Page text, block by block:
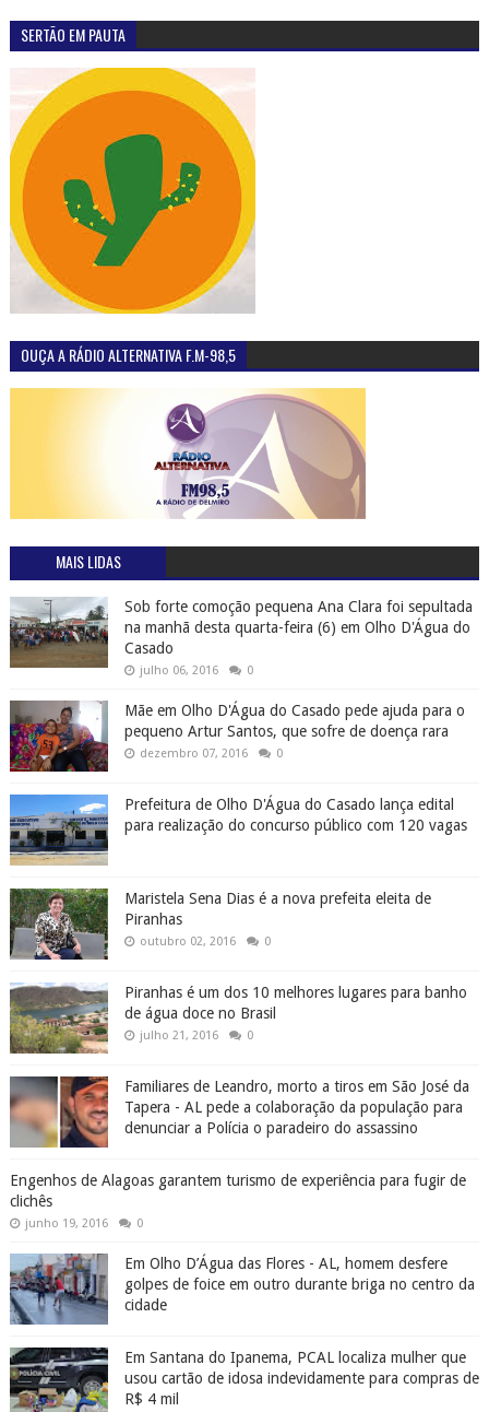
SERTÃO EM PAUTA
OUÇA A RÁDIO ALTERNATIVA F.M-98,5
MAIS LIDAS
Sob forte comoção pequena Ana Clara foi sepultada
na manhã desta quarta-feira (6) em Olho D'Água do
Casado
julho 06, 2016 0
Mãe em Olho D'Água do Casado pede ajuda para o
pequeno Artur Santos, que sofre de doença rara
dezembro 07, 2016 0
Prefeitura de Olho D'Água do Casado lança edital
para realização do concurso público com 120 vagas
Maristela Sena Dias é a nova prefeita eleita de
Piranhas
outubro 02, 2016 0
Piranhas é um dos 10 melhores lugares para banho
de água doce no Brasil
julho 21, 2016 0
Familiares de Leandro, morto a tiros em São José da
Tapera - AL pede a colaboração da população para
denunciar a Polícia o paradeiro do assassino
Engenhos de Alagoas garantem turismo de experiência para fugir de
clichês
junho 19, 2016 0
Em Olho D’Água das Flores - AL, homem desfere
golpes de foice em outro durante briga no centro da
cidade
Em Santana do Ipanema, PCAL localiza mulher que
usou cartão de idosa indevidamente para compras de
R$ 4 mil